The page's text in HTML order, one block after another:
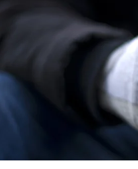
shop
unterstützen